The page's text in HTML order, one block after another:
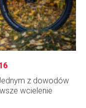
z dowodów
wcielenie